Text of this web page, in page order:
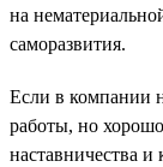
на
саморазвития.
Если в компании
работы, но
наставничества и